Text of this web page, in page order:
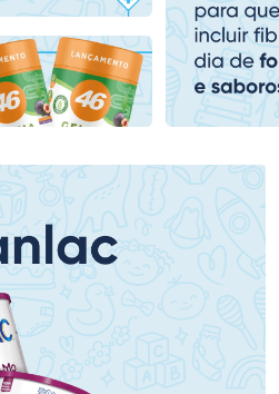
Comprar sem Desconto
Por R$ 38,99/cada
Comprar sem Desconto
Por R$ 38,99/cada